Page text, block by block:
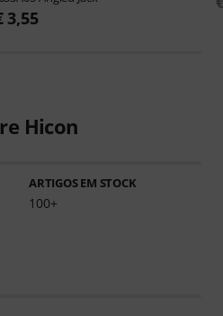
3,55
Hicon
ARTIGOS EM STOCK
100+